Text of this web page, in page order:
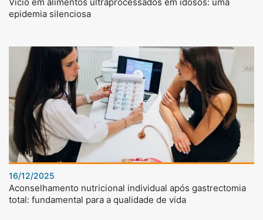
Vício em alimentos ultraprocessados em idosos: uma
epidemia silenciosa
16/12/2025
Aconselhamento nutricional individual após gastrectomia
total: fundamental para a qualidade de vida